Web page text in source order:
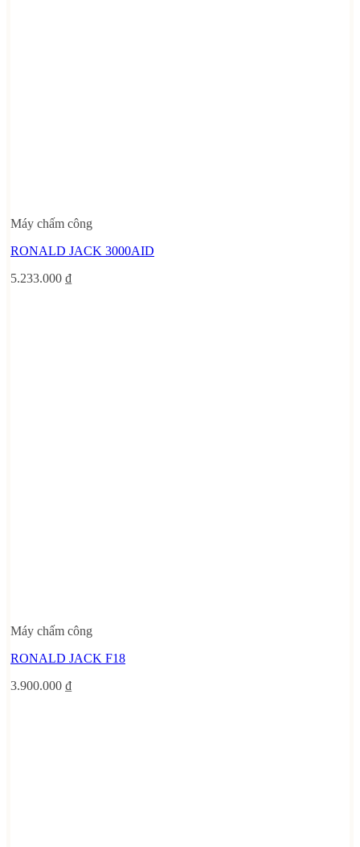
Máy chấm công
RONALD JACK 3000AID
5.233.000 ₫
Máy chấm công
RONALD JACK F18
3.900.000 ₫